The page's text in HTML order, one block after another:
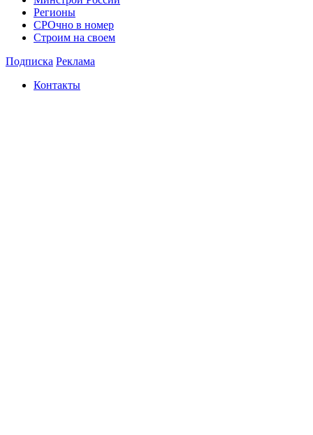
Регионы
СРОчно в номер
Строим на своем
Подписка Реклама
Контакты